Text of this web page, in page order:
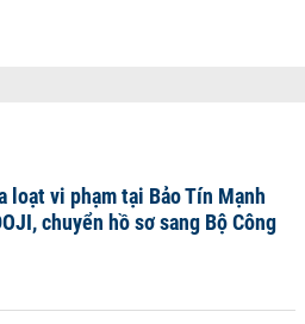
loạt vi phạm tại Bảo Tín Mạnh
chuyển hồ sơ sang Bộ Công